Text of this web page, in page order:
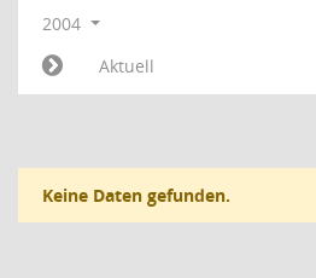
2004
Aktuell
Keine Daten gefunden.